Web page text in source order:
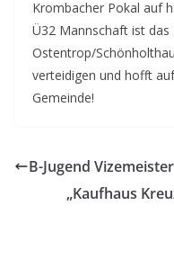
Krombacher Pokal auf
Ü32 Mannschaft ist das
Ostentrop/
verteidigen und hofft
Gemeinde!
B-Jugend Vizemeister
„Kaufhaus